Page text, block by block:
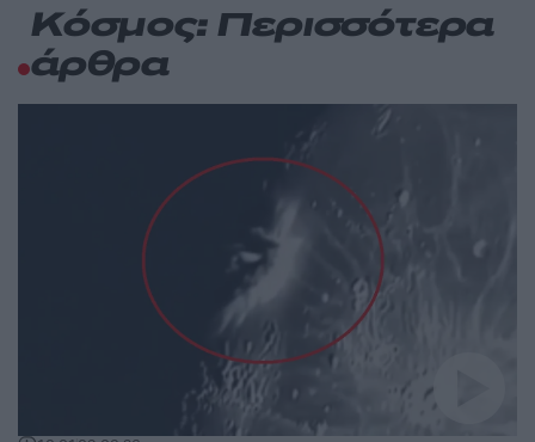
Κόσμος: Περισσότερα
άρθρα